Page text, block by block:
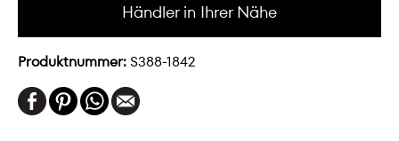
Händler in Ihrer Nähe
Produktnummer:S388-1842